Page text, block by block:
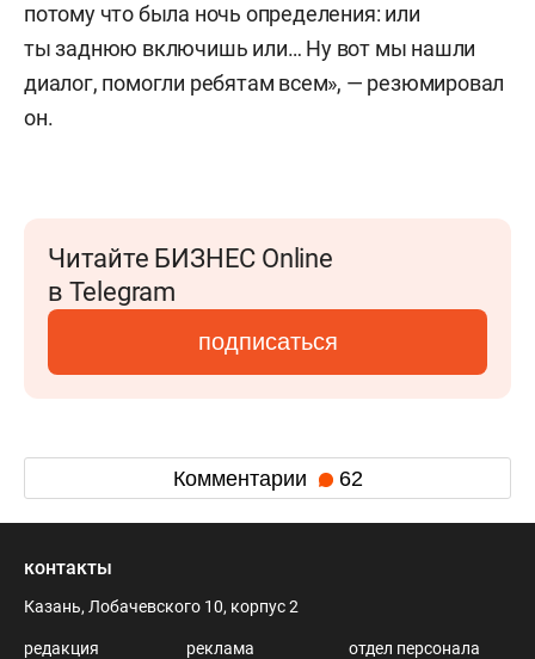
потому что была ночь определения: или
ты заднюю включишь или… Ну вот мы нашли
диалог, помогли ребятам всем», — резюмировал
он.
Читайте БИЗНЕС Online
в Telegram
подписаться
Комментарии 62
контакты
Казань, Лобачевского 10, корпус 2
редакция
реклама
отдел персонала